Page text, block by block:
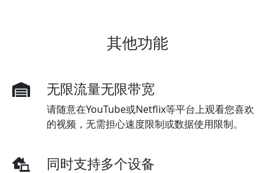
其他功能
无限流量无限带宽
请随意在YouTube或Netflix等平台上观看您喜欢
的视频，无需担心速度限制或数据使用限制。
同时支持多个设备